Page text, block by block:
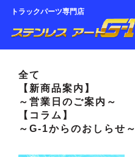
トラックパーツ専門店
全て
【新商品案内】
～営業日のご案内～
【コラム】
～G-1からのおしらせ～